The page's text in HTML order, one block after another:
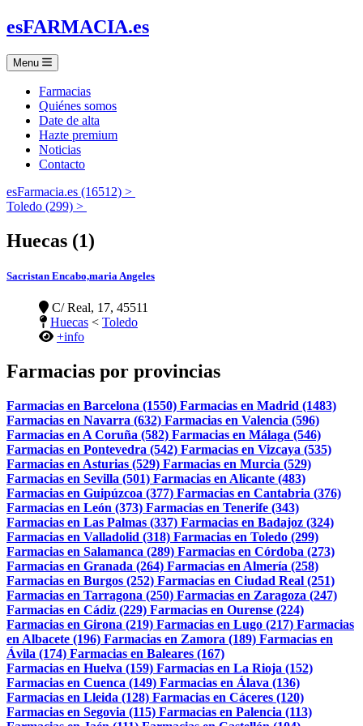
esFARMACIA.es
Menu
Farmacias
Quiénes somos
Date de alta
Hazte premium
Noticias
Contacto
esFarmacia.es (16512) >
Toledo (299) >
Huecas (1)
Sacristan Encabo,maria Angeles
C/ Real, 17, 45511
Huecas < Toledo
+info
Farmacias por provincias
Farmacias en Barcelona (1550) Farmacias en Madrid (1483)
Farmacias en Navarra (632) Farmacias en Valencia (596)
Farmacias en A Coruña (582) Farmacias en Málaga (546)
Farmacias en Pontevedra (542) Farmacias en Vizcaya (535)
Farmacias en Asturias (529) Farmacias en Murcia (529)
Farmacias en Sevilla (501) Farmacias en Alicante (483)
Farmacias en Guipúzcoa (377) Farmacias en Cantabria (376)
Farmacias en León (373) Farmacias en Tenerife (343)
Farmacias en Las Palmas (337) Farmacias en Badajoz (324)
Farmacias en Valladolid (318) Farmacias en Toledo (299)
Farmacias en Salamanca (289) Farmacias en Córdoba (273)
Farmacias en Granada (264) Farmacias en Almería (258)
Farmacias en Burgos (252) Farmacias en Ciudad Real (251)
Farmacias en Tarragona (250) Farmacias en Zaragoza (247)
Farmacias en Cádiz (229) Farmacias en Ourense (224)
Farmacias en Girona (219) Farmacias en Lugo (217) Farmacias
en Albacete (196) Farmacias en Zamora (189) Farmacias en
Ávila (174) Farmacias en Baleares (167)
Farmacias en Huelva (159) Farmacias en La Rioja (152)
Farmacias en Cuenca (149) Farmacias en Álava (136)
Farmacias en Lleida (128) Farmacias en Cáceres (120)
Farmacias en Segovia (115) Farmacias en Palencia (113)